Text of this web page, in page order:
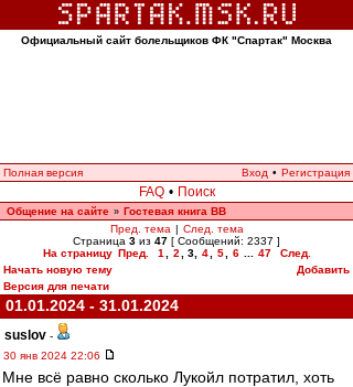
Официальный сайт болельщиков ФК "Спартак" Москва
Полная версия Вход • Регистрация
FAQ • Поиск
Общение на сайте » Гостевая книга ВВ
Пред. тема | След. тема
Страница 3 из 47 [ Сообщений: 2337 ]
На страницу Пред. 1 2 3, 4 5 6 47
След.
Начать новую тему
Добавить
Версия для печати
01.01.2024 - 31.01.2024
suslov -
30 янв 2024 22:06
Мне всё равно сколько Лукойл потратил, хоть